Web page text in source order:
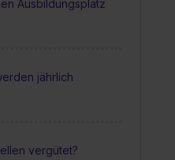
Ausbildungsplatz
jährlich
vergütet?